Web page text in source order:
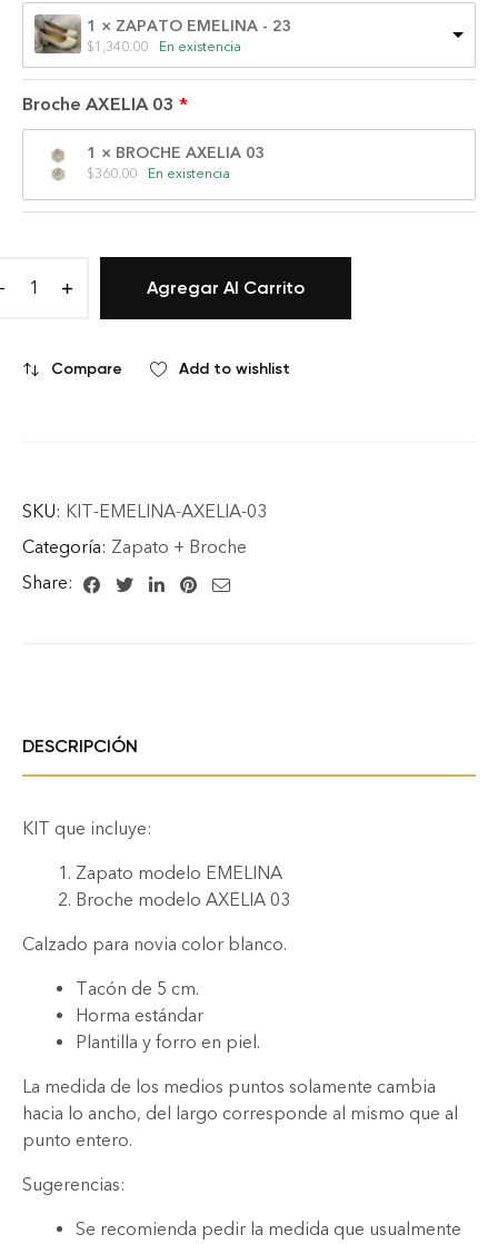
1 × ZAPATO EMELINA - 23
$1,340.00 En existencia
Broche AXELIA 03
1 × BROCHE AXELIA 03
$360.00 En existencia
Agregar Al Carrito
Compare Add to wishlist
SKU: KIT-EMELINA-AXELIA-03
Categoría: Zapato + Broche
Share:
DESCRIPCIÓN
KIT que incluye:
Zapato modelo EMELINA
Broche modelo AXELIA 03
Calzado para novia color blanco.
Tacón de 5 cm.
Horma estándar
Plantilla y forro en piel.
La medida de los medios puntos solamente cambia
hacia lo ancho, del largo corresponde al mismo que al
punto entero.
Sugerencias:
Se recomienda pedir la medida que usualmente